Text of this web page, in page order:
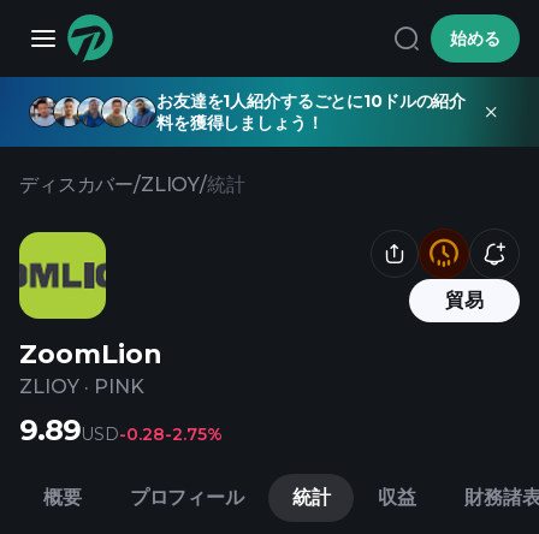
始める
お友達を1人紹介するごとに10ドルの紹介
料を獲得しましょう！
ディスカバー/ZLIOY/統計
貿易
ZoomLion
ZLIOY · PINK
9.89USD-0.28-2.75%
概要 プロフィール 統計 収益 財務諸